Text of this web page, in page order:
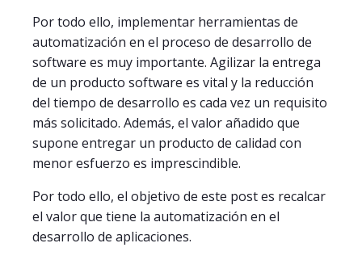
Por todo ello, implementar herramientas de
automatización en el proceso de desarrollo de
software es muy importante. Agilizar la entrega
de un producto software es vital y la reducción
del tiempo de desarrollo es cada vez un requisito
más solicitado. Además, el valor añadido que
supone entregar un producto de calidad con
menor esfuerzo es imprescindible.
Por todo ello, el objetivo de este post es recalcar
el valor que tiene la automatización en el
desarrollo de aplicaciones.